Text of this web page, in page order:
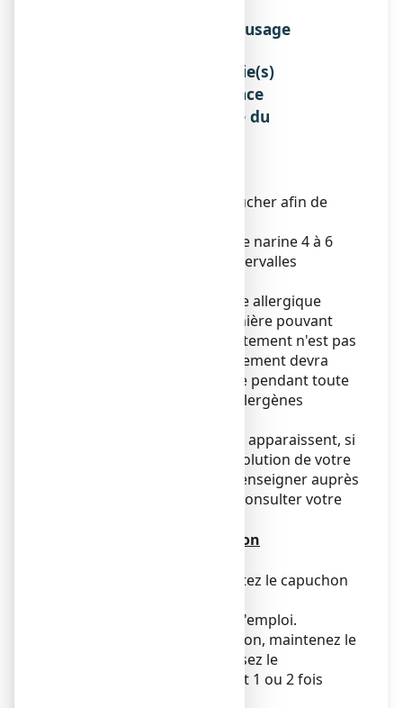
Instructions pour un bon usage
Posologie, Mode et/ou voie(s)
d'administration, Fréquence
d'administration et Durée du
Avant chaque prise, se moucher afin de
1 pulvérisation dans chaque narine 4 à 6
fois par jour, à répartir à intervalles
Les symptômes de la rhinite allergique
saisonnière ou non saisonnière pouvant
réapparaître lorsque le traitement n'est pas
suivi régulièrement, le traitement devra
être suivi de façon continue pendant toute
la durée d'exposition aux allergènes
Si de nouveaux symptômes apparaissent, si
vous avez un doute sur l'évolution de votre
état, n'hésitez pas à vous renseigner auprès
de votre pharmacien ou à consulter votre
Mode et voie d'administration
1) Avant toute utilisation, ôtez le capuchon
Le pulvérisateur est prêt à l'emploi.
Lors de la première utilisation, maintenez le
flacon à la verticale et pressez le
pulvérisateur généralement 1 ou 2 fois